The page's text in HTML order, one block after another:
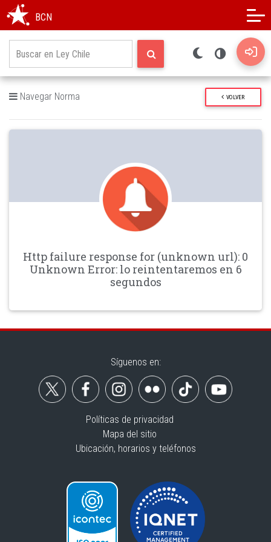
BCN
Navegar Norma VOLVER
Http failure response for (unknown url): 0
Unknown Error: lo reintentaremos en 6
segundos
Síguenos en:
Políticas de privacidad
Mapa del sitio
Ubicación, horarios y teléfonos